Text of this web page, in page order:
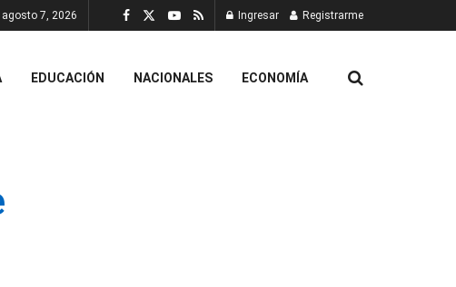
agosto 7, 2026 Ingresar Registrarme
EDUCACIÓN NACIONALES ECONOMÍA